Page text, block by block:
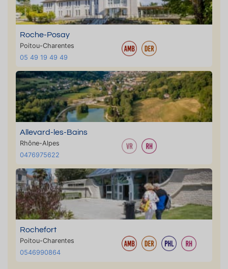
Roche-Posay
Poitou-Charentes
05 49 19 49 49
Allevard-les-Bains
Rhône-Alpes
0476975622
Rochefort
Poitou-Charentes
0546990864